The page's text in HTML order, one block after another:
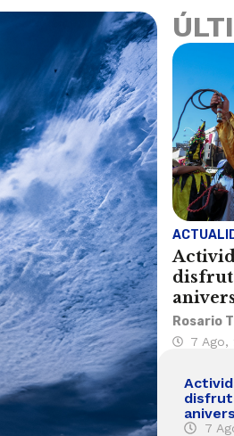
Rosario
7 Ago,
7